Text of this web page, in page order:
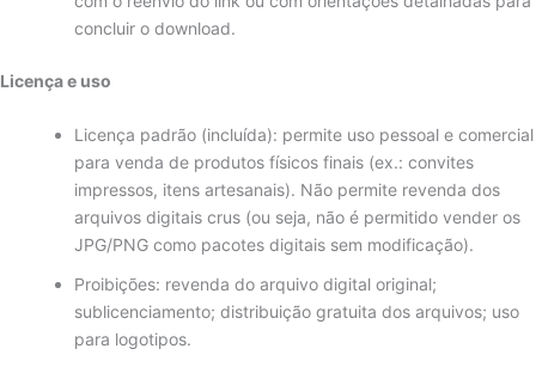
concluir o download.
Licença e uso
Licença padrão (incluída): permite uso pessoal e comercial
para venda de produtos físicos finais (ex.: convites
impressos, itens artesanais). Não permite revenda dos
arquivos digitais crus (ou seja, não é permitido vender os
JPG/PNG como pacotes digitais sem modificação).
Proibições: revenda do arquivo digital original;
sublicenciamento; distribuição gratuita dos arquivos; uso
para logotipos.